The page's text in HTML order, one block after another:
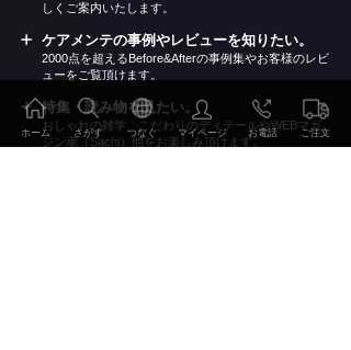
しくご案内いたします。
ケアメンテの事例やレビューを知りたい。
2000点を超えるBefore&Afterの事例集やお客様のレビ
ューをご覧頂けます。
特集・読み物を見たい。
おしゃれの雑学、こだわりのディテールやWEBマガ
ジン幸（Sachi）他をお楽しみ頂けます。
ホーム さがす つなぐ マイページ お電話 ご注文